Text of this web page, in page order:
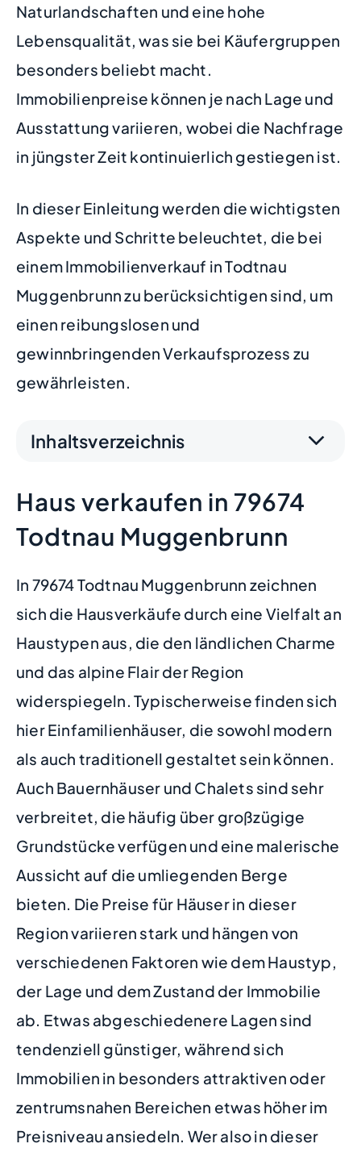
Naturlandschaften und eine hohe
Lebensqualität, was sie bei Käufergruppen
besonders beliebt macht.
Immobilienpreise können je nach Lage und
Ausstattung variieren, wobei die Nachfrage
in jüngster Zeit kontinuierlich gestiegen ist.
In dieser Einleitung werden die wichtigsten
Aspekte und Schritte beleuchtet, die bei
einem Immobilienverkauf in Todtnau
Muggenbrunn zu berücksichtigen sind, um
einen reibungslosen und
gewinnbringenden Verkaufsprozess zu
gewährleisten.
Inhaltsverzeichnis
Haus verkaufen in 79674
Todtnau Muggenbrunn
In 79674 Todtnau Muggenbrunn zeichnen
sich die Hausverkäufe durch eine Vielfalt an
Haustypen aus, die den ländlichen Charme
und das alpine Flair der Region
widerspiegeln. Typischerweise finden sich
hier Einfamilienhäuser, die sowohl modern
als auch traditionell gestaltet sein können.
Auch Bauernhäuser und Chalets sind sehr
verbreitet, die häufig über großzügige
Grundstücke verfügen und eine malerische
Aussicht auf die umliegenden Berge
bieten. Die Preise für Häuser in dieser
Region variieren stark und hängen von
verschiedenen Faktoren wie dem Haustyp,
der Lage und dem Zustand der Immobilie
ab. Etwas abgeschiedenere Lagen sind
tendenziell günstiger, während sich
Immobilien in besonders attraktiven oder
zentrumsnahen Bereichen etwas höher im
Preisniveau ansiedeln. Wer also in dieser